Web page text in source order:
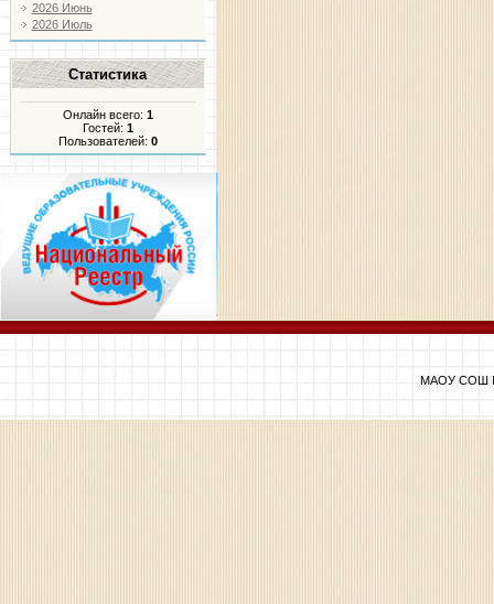
2026 Июнь
2026 Июль
Статистика
Онлайн всего: 1
Гостей: 1
Пользователей: 0
МАОУ СОШ